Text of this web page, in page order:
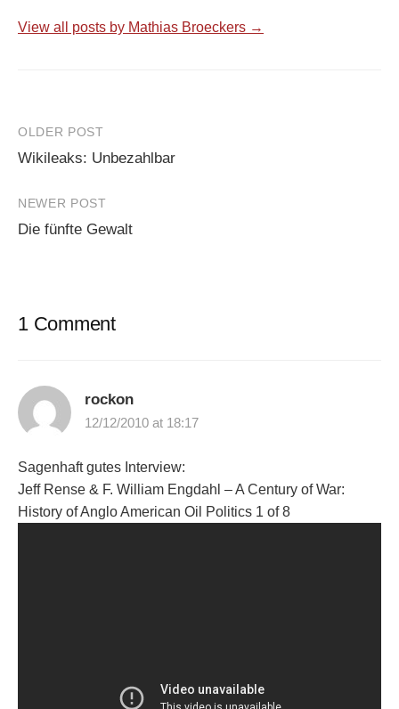
View all posts by Mathias Broeckers →
Post
navigation
OLDER POST
Wikileaks: Unbezahlbar
NEWER POST
Die fünfte Gewalt
1 Comment
rockon
12/12/2010 at 18:17
Sagenhaft gutes Interview:
Jeff Rense & F. William Engdahl – A Century of War:
History of Anglo American Oil Politics 1 of 8